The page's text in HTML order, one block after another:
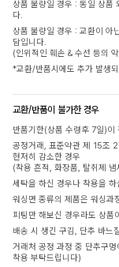
상품 불량일 경우 : 동일 상
다.
상품 불량일 경우 : 교환이
담입니다.
(인위적인 훼손 & 수선 등의
*교환/반품시에도 추가 발생
교환/반품이 불가한 경우
반품기한(상품 수령후 7일)이
공정거래, 표준약관 제 15조
현저히 감소한 경우
(착용 흔적, 화장품, 탈취제
세탁을 하신 경우나 착용을
워싱면 종류의 제품은 워싱과
피팅만 해보신 경우라도 상품
배송 시 생긴 구김, 단추 바느
거래처 공정 과정 중 단추구
착용 부탁드립니다)